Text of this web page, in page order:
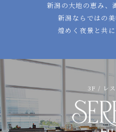
新潟の大地の恵み、
新潟ならではの美
煌めく夜景と共に
3F / レ